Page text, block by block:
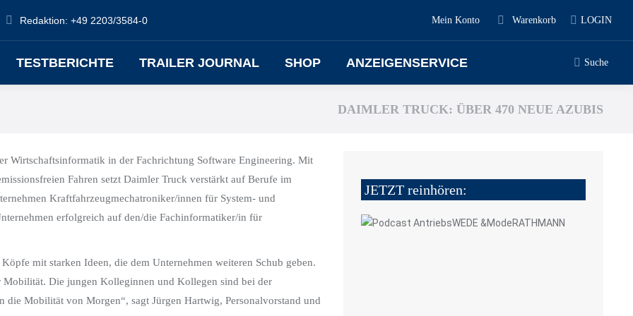
Redaktion: +49 2203/3584-0 Mein Konto Warenkorb LOGIN
TESTBERICHTE TRAILER JOURNAL SHOP ANZEIGENSERVICE Suche
DAIMLER TRUCK: ÜBER 470 NEUE AZUBIS
Wirtschaftsinformatik in der Fachrichtung Software Engineering. Mit
Fahren setzt Daimler Truck verstärkt auf Berufe im
Kraftfahrzeugmechatroniker/innen für System- und
erfolgreich auf den/die Fachinformatiker/in für
mit starken Ideen, die dem Unternehmen weiteren Schub geben.
Die jungen Kolleginnen und Kollegen sind bei der
Mobilität von Morgen“, sagt Jürgen Hartwig, Personalvorstand und
JETZT reinhören: